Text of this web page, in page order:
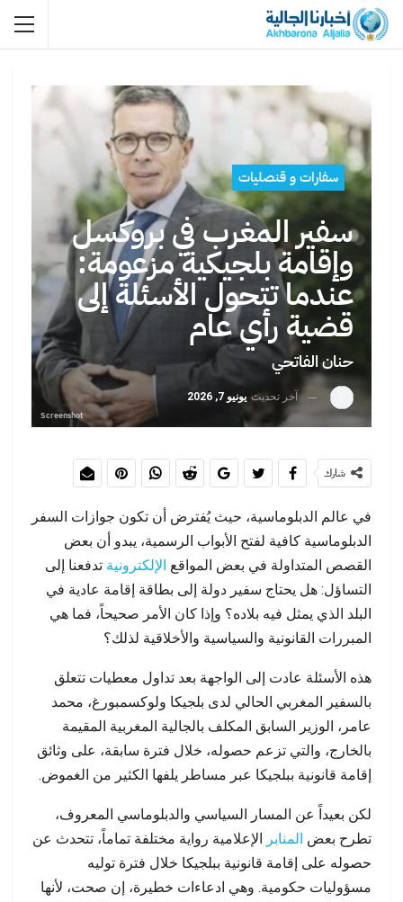
سفارات و قنصليات
سفير المغرب في بروكسل
وإقامة بلجيكية مزعومة:
عندما تتحول الأسئلة إلى
قضية رأي عام
حنان الفاتحي
آخر تحديث يونيو 7, 2026
Screenshot
شارك
في عالم الدبلوماسية، حيث يُفترض أن تكون جوازات السفر
الدبلوماسية كافية لفتح الأبواب الرسمية، يبدو أن بعض
القصص المتداولة في بعض المواقع الإلكترونية تدفعنا إلى
التساؤل: هل يحتاج سفير دولة إلى بطاقة إقامة عادية في
البلد الذي يمثل فيه بلاده؟ وإذا كان الأمر صحيحاً، فما هي
المبررات القانونية والسياسية والأخلاقية لذلك؟
هذه الأسئلة عادت إلى الواجهة بعد تداول معطيات تتعلق
بالسفير المغربي الحالي لدى بلجيكا ولوكسمبورغ، محمد
عامر، الوزير السابق المكلف بالجالية المغربية المقيمة
بالخارج، والتي تزعم حصوله، خلال فترة سابقة، على وثائق
إقامة قانونية ببلجيكا عبر مساطر يلفها الكثير من الغموض.
لكن بعيداً عن المسار السياسي والدبلوماسي المعروف،
تطرح بعض المنابر الإعلامية رواية مختلفة تماماً، تتحدث عن
حصوله على إقامة قانونية ببلجيكا خلال فترة توليه
مسؤوليات حكومية. وهي ادعاءات خطيرة، إن صحت، لأنها